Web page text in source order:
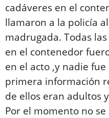
cadáveres en el
llamaron a la policía
madrugada. Todas
en el contenedor
en el acto ,y nadie fue
primera información
de ellos eran adultos y
Por el momento no